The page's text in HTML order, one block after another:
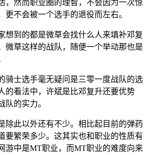
，然而职业圈的理智，不会因为一次惊
更不会被一个选手的退役而左右。
想到的都是微草会找什么人来填补邓复
微草这样的战队，随便一个举动那也是
骑士选手毫无疑问是三零一度战队的选
的看法中，许斌是比邓复升还要优势
队的实力。
除此以外还有不少。相比起目前的弹药
要繁荣多少。这其实也和职业的性质有
游中是MT职业，而MT职业的难度向来